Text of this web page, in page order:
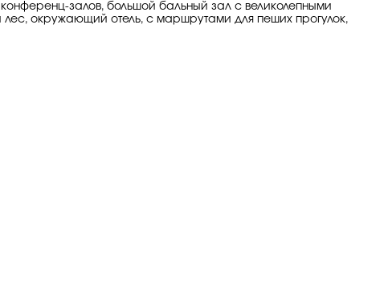
залов, большой бальный зал с великолепными
окружающий отель, с маршрутами для пеших прогулок,